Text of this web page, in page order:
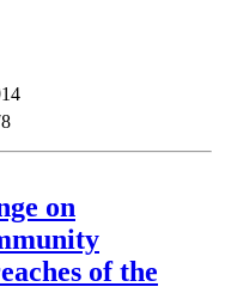
on
of the